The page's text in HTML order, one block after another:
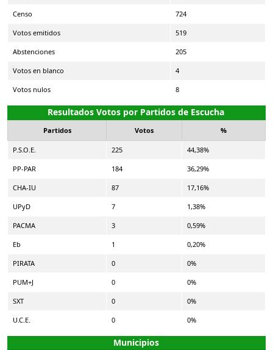
Censo 724
Votos emitidos 519
Abstenciones 205
Votos en blanco 4
Votos nulos 8
Resultados Votos por Partidos de Escucha
Partidos Votos %
P.S.O.E. 225 44,38%
PP-PAR 184 36,29%
CHA-IU 87 17,16%
UPyD 7 1,38%
PACMA 3 0,59%
Eb 1 0,20%
PIRATA 0 0%
PUM+J 0 0%
SXT 0 0%
U.C.E. 0 0%
Municipios